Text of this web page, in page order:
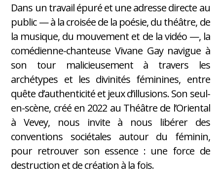
Dans un travail épuré et une adresse directe au
public — à la croisée de la poésie, du théâtre, de
la musique, du mouvement et de la vidéo —, la
comédienne-chanteuse Vivane Gay navigue à
son tour malicieusement à travers les
archétypes et les divinités féminines, entre
quête d’authenticité et jeux d’illusions. Son seul-
en-scène, créé en 2022 au Théâtre de l’Oriental
à Vevey, nous invite à nous libérer des
conventions sociétales autour du féminin,
pour retrouver son essence : une force de
destruction et de création à la fois.